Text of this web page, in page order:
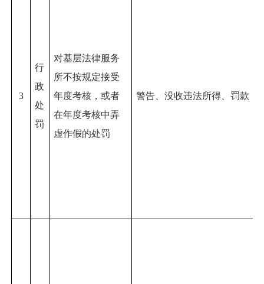
3
行
政
处
罚
对基层法律服务
所不按规定接受
年度考核，或者
在年度考核中弄
虚作假的处罚
警告、没收违法所得、罚款